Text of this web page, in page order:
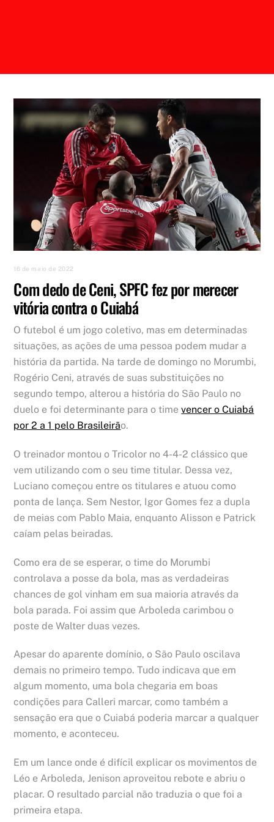
16 de maio de 2022
Com dedo de Ceni, SPFC fez por merecer
vitória contra o Cuiabá
O futebol é um jogo coletivo, mas em determinadas
situações, as ações de uma pessoa podem mudar a
história da partida. Na tarde de domingo no Morumbi,
Rogério Ceni, através de suas substituições no
segundo tempo, alterou a história do São Paulo no
duelo e foi determinante para o timevencer o Cuiabá
por 2 a 1 pelo Brasileirão.
O treinador montou o Tricolor no 4-4-2 clássico que
vem utilizando com o seu time titular. Dessa vez,
Luciano começou entre os titulares e atuou como
ponta de lança. Sem Nestor, Igor Gomes fez a dupla
de meias com Pablo Maia, enquanto Alisson e Patrick
caíam pelas beiradas.
Como era de se esperar, o time do Morumbi
controlava a posse da bola, mas as verdadeiras
chances de gol vinham em sua maioria através da
bola parada. Foi assim que Arboleda carimbou o
poste de Walter duas vezes.
Apesar do aparente domínio, o São Paulo oscilava
demais no primeiro tempo. Tudo indicava que em
algum momento, uma bola chegaria em boas
condições para Calleri marcar, como também a
sensação era que o Cuiabá poderia marcar a qualquer
momento, e aconteceu.
Em um lance onde é difícil explicar os movimentos de
Léo e Arboleda, Jenison aproveitou rebote e abriu o
placar. O resultado parcial não traduzia o que foi a
primeira etapa.